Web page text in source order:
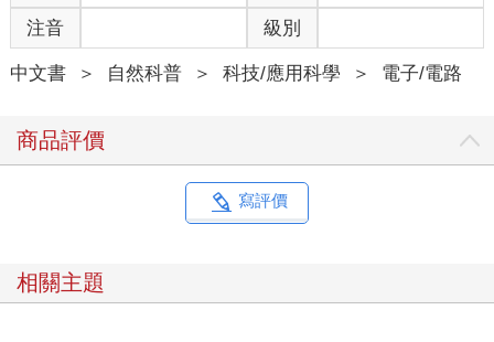
注音 級別
中文書 ＞ 自然科普 ＞ 科技/應用科學 ＞ 電子/電路
商品評價
寫評價
相關主題